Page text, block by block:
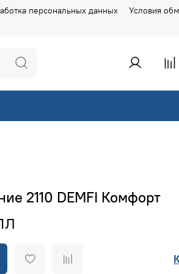
персональных данных Условия
2110 DEMFI Комфорт